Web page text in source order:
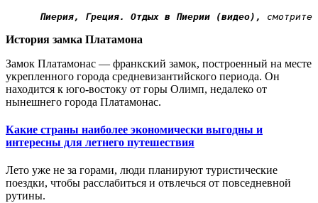
Пиерия, Греция. Отдых в Пиерии (видео), смотрите
История замка Платамона
Замок Платамонас — франкский замок, построенный на месте
укрепленного города средневизантийского периода. Он
находится к юго-востоку от горы Олимп, недалеко от
нынешнего города Платамонас.
Какие страны наиболее экономически выгодны и
интересны для летнего путешествия
Лето уже не за горами, люди планируют туристические
поездки, чтобы расслабиться и отвлечься от повседневной
рутины.